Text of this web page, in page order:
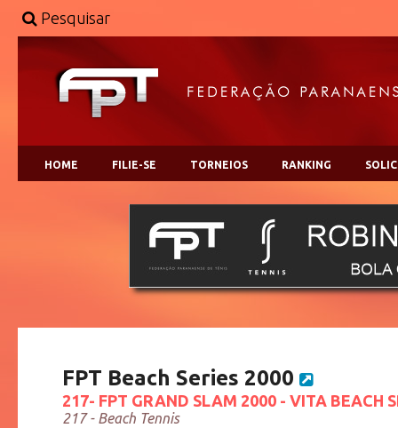
Pesquisar
HOME FILIE-SE TORNEIOS RANKING
FPT Beach Series 2000
217- FPT GRAND SLAM 2000 - VITA BEACH
217 - Beach Tennis